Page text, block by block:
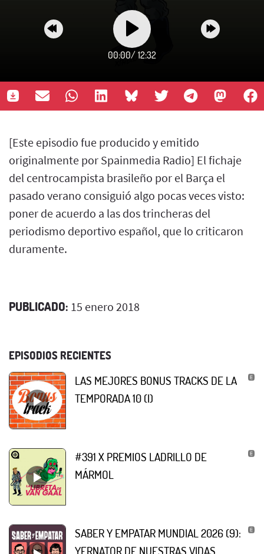
00:00/ 12:32
[Este episodio fue producido y emitido
originalmente por Spainmedia Radio] El fichaje
del centrocampista brasileño por el Barça el
pasado verano consiguió algo pocas veces visto:
poner de acuerdo a las dos trincheras del
periodismo deportivo español, que lo criticaron
duramente.
PUBLICADO: 15 enero 2018
EPISODIOS RECIENTES
LAS MEJORES BONUS TRACKS DE LA
TEMPORADA 10 (I)
#391 X PREMIOS LADRILLO DE
MÁRMOL
SABER Y EMPATAR MUNDIAL 2026 (9):
YERNATOR DE NUESTRAS VIDAS